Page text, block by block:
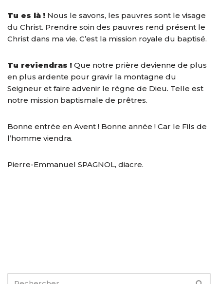
Tu es là ! Nous le savons, les pauvres sont le visage
du Christ. Prendre soin des pauvres rend présent le
Christ dans ma vie. C’est la mission royale du baptisé.
Tu reviendras ! Que notre prière devienne de plus
en plus ardente pour gravir la montagne du
Seigneur et faire advenir le règne de Dieu. Telle est
notre mission baptismale de prêtres.
Bonne entrée en Avent ! Bonne année ! Car le Fils de
l’homme viendra.
Pierre-Emmanuel SPAGNOL, diacre.